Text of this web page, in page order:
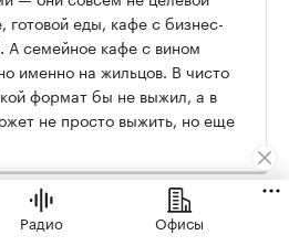
готовой еды, кафе с бизнес-
А семейное кафе с вином
именно на жильцов. В чисто
формат бы не выжил, а в
не просто выжить, но еще
эту двойственность без
— это наша сфера, вся
Радио Офисы